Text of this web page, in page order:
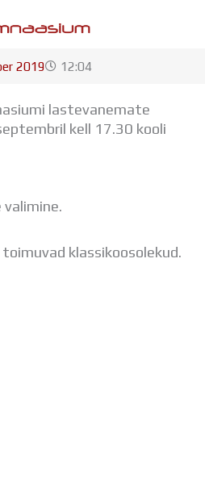
2019 12:04
lastevanemate
kell 17.30 kooli
klassikoosolekud.